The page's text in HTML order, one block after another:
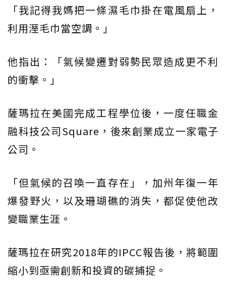
「我記得我媽把一條濕毛巾掛在電風扇上，
利用溼毛巾當空調。」
他指出：「氣候變遷對弱勢民眾造成更不利
的衝擊。」
薩瑪拉在美國完成工程學位後，一度任職金
融科技公司Square，後來創業成立一家電子
公司。
「但氣候的召喚一直存在」，加州年復一年
爆發野火，以及珊瑚礁的消失，都促使他改
變職業生涯。
薩瑪拉在研究2018年的IPCC報告後，將範圍
縮小到亟需創新和投資的碳捕捉。